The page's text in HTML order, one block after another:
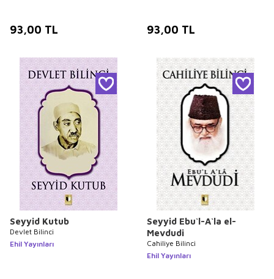
93,00 TL 93,00 TL
Seyyid Kutub
Devlet Bilinci
Ehil Yayınları
Seyyid Ebu`l-A`la el-
Mevdudi
Cahiliye Bilinci
Ehil Yayınları